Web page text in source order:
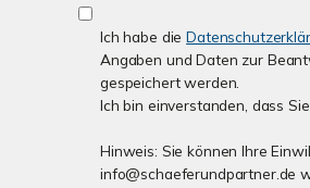
Ich habe die
Angaben und Daten zur
gespeichert werden.
Ich bin einverstanden, dass
Hinweis: Sie können Ihre
info@schaeferundpartner.de